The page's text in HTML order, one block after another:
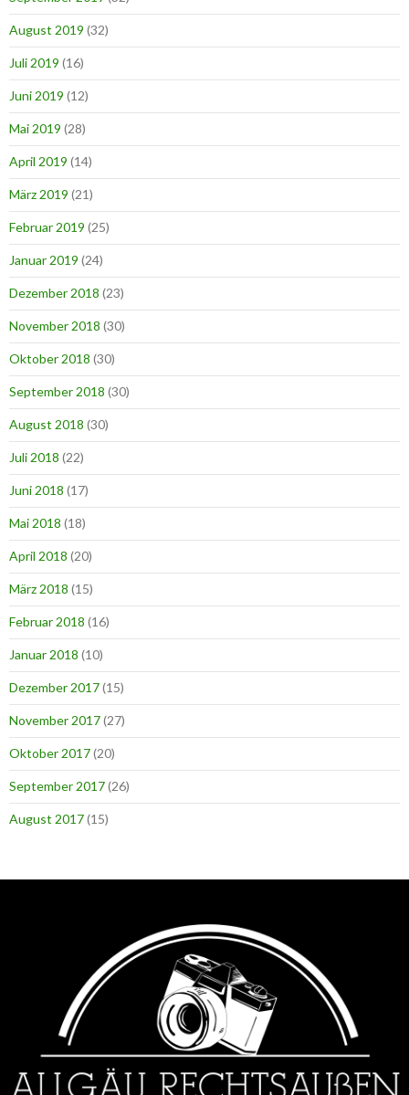
August 2019 (32)
Juli 2019 (16)
Juni 2019 (12)
Mai 2019 (28)
April 2019 (14)
März 2019 (21)
Februar 2019 (25)
Januar 2019 (24)
Dezember 2018 (23)
November 2018 (30)
Oktober 2018 (30)
September 2018 (30)
August 2018 (30)
Juli 2018 (22)
Juni 2018 (17)
Mai 2018 (18)
April 2018 (20)
März 2018 (15)
Februar 2018 (16)
Januar 2018 (10)
Dezember 2017(15)
November 2017(27)
Oktober 2017(20)
September 2017(26)
August 2017(15)